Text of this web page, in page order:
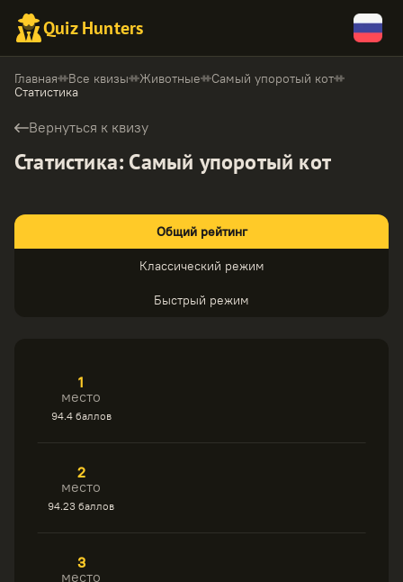
Quiz Hunters
Главная Все квизы Животные
Самый упоротый кот
Статистика
Вернуться к квизу
Статистика: Самый упоротый кот
Общий рейтинг
Классический режим
Быстрый режим
1
место
94.4 баллов
2
место
94.23 баллов
3
место